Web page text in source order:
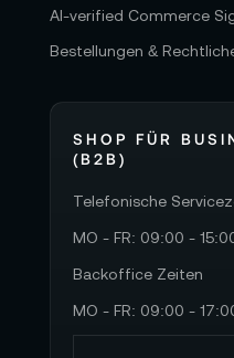
AI-verified Commerce
Bestellungen &
SHOP FÜR
(B2B)
Telefonische
MO - FR: 09:00 -
Backoffice Zeiten
MO - FR: 09:00 -